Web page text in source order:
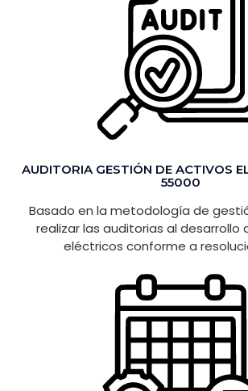
AUDITORIA GESTIÓN DE ACTIVOS
55000
Basado en la metodología de
realizar las auditorias al desarrollo
eléctricos conforme a